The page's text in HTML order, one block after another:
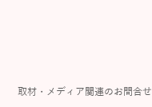
取材・メディア関連のお問合せ